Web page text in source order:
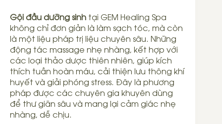
Gội đầu dưỡng sinh tại GEM Healing Spa
không chỉ đơn giản là làm sạch tóc, mà còn
là một liệu pháp trị liệu chuyên sâu. Những
động tác massage nhẹ nhàng, kết hợp với
các loại thảo dược thiên nhiên, giúp kích
thích tuần hoàn máu, cải thiện lưu thông khí
huyết và giải phóng stress. Đây là phương
pháp được các chuyên gia khuyên dùng
để thư giãn sâu và mang lại cảm giác nhẹ
nhàng, dễ chịu.